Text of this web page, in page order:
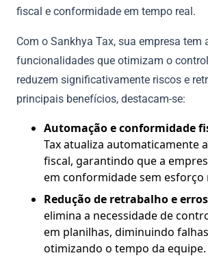
fiscal e conformidade em tempo real.
Com o Sankhya Tax, sua empresa tem
funcionalidades que otimizam o
reduzem significativamente riscos e
principais benefícios, destacam-se:
Automação e conformidade
Tax atualiza automaticamente
fiscal, garantindo que a
em conformidade sem esforço
Redução de retrabalho e
elimina a necessidade de
em planilhas, diminuindo
otimizando o tempo da equipe.